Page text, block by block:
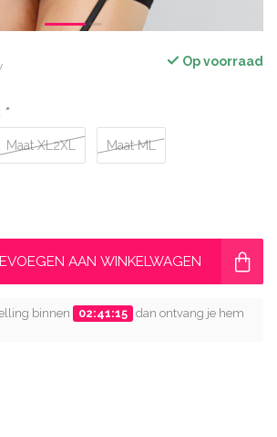
Op voorraad
*
Maat XL2XL Maat ML
AAN WINKELWAGEN
binnen 02:41:14 dan ontvang je hem